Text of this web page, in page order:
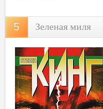
Зеленая миля